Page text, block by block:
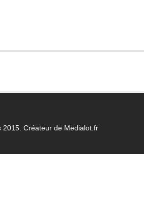
Créateur de Medialot.fr